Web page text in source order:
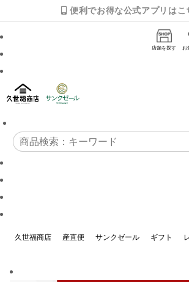
便利でお得な公式アプリはこ
店舗を探す お
久世福商店 産直便 サンクゼール ギフト